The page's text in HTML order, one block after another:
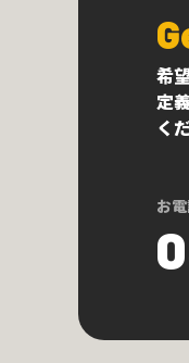
希
定
く
お